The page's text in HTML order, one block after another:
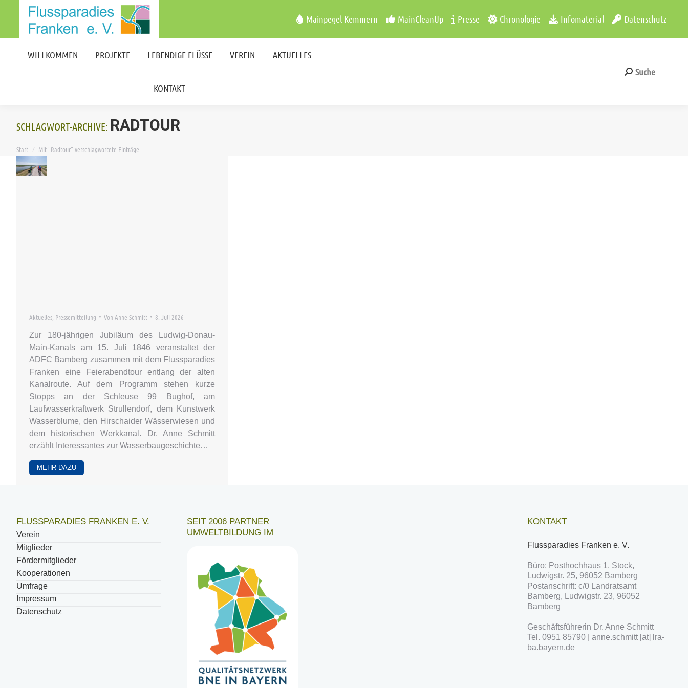
Mainpegel Kemmern MainCleanUp Presse Chronologie Infomaterial Datenschutz
WILLKOMMEN PROJEKTE LEBENDIGE FLÜSSE VEREIN AKTUELLES
KONTAKT
Search:
Suche
SCHLAGWORT-ARCHIVE: RADTOUR
Start Mit "Radtour" verschlagwortete Einträge
Aktuelles Pressemitteilung Von Anne Schmitt 8. Juli 2026
Zur 180-jährigen Jubiläum des Ludwig-Donau-
Main-Kanals am 15. Juli 1846 veranstaltet der
ADFC Bamberg zusammen mit dem Flussparadies
Franken eine Feierabendtour entlang der alten
Kanalroute. Auf dem Programm stehen kurze
Stopps an der Schleuse 99 Bughof, am
Laufwasserkraftwerk Strullendorf, dem Kunstwerk
Wasserblume, den Hirschaider Wässerwiesen und
dem historischen Werkkanal. Dr. Anne Schmitt
erzählt Interessantes zur Wasserbaugeschichte…
MEHR DAZU
FLUSSPARADIES FRANKEN E. V.
Verein
Mitglieder
Fördermitglieder
Kooperationen
Umfrage
Impressum
Datenschutz
SEIT 2006 PARTNER
UMWELTBILDUNG IM
KONTAKT
Flussparadies Franken e. V.
Büro: Posthochhaus 1. Stock,
Ludwigstr. 25, 96052 Bamberg
Postanschrift: c/0 Landratsamt
Bamberg, Ludwigstr. 23, 96052
Bamberg
Geschäftsführerin Dr. Anne Schmitt
Tel. 0951 85790 | anne.schmitt [at] lra-
ba.bayern.de
WILLKOMMEN PROJEKTE AKTUELLES
KONTAKT